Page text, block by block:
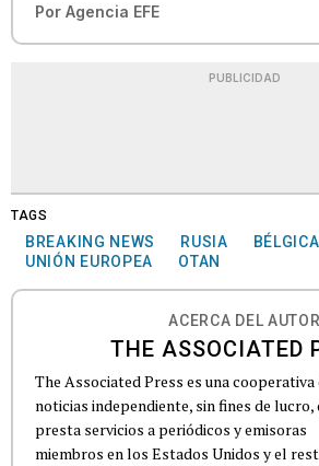
Por Agencia EFE
PUBLICIDAD
TAGS
BREAKING NEWS RUSIA
BÉLGICA
UNIÓN EUROPEA
OTAN
ACERCA DEL AUTOR
THE ASSOCIATED
The Associated Press es una cooperativa
noticias independiente, sin fines de lucro,
presta servicios a periódicos y emisoras
miembros en los Estados Unidos y el